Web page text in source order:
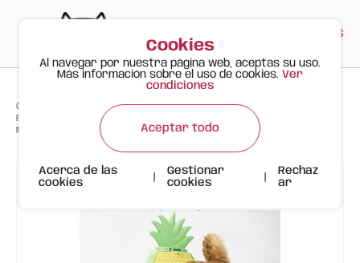
ES
Gato Feliz Productos > >
FOFOS Cepillo Auto Grooming para Gatos Ananás – Con Catnip y
Montaje en Pared
Cookies
Al navegar por nuestra página web, aceptas su uso.
Más información sobre el uso de cookies. Ver
condiciones
Aceptar todo
Acerca de las
cookies
Gestionar
cookies
Rechaz
ar